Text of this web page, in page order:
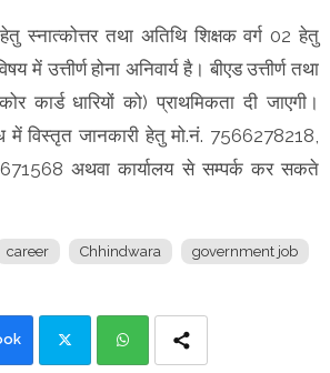
स्नात्कोत्तर तथा अतिथि शिक्षक वर्ग 02 हेतु
में उत्तीर्ण होना अनिवार्य है। बीएड उत्तीर्ण तथा
कार्ड धारियों को) प्राथमिकता दी जाएगी।
विस्तृत जानकारी हेतु मो.नं. 7566278218,
अथवा कार्यालय से सम्पर्क कर सकते
career Chhindwara government job